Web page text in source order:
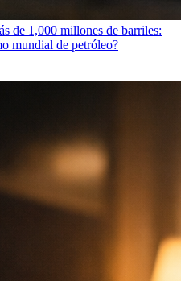
de 1,000 millones de barriles:
mundial de petróleo?